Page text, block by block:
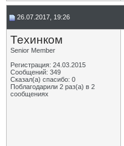
26.07.2017, 19:26
Техинком
Senior Member
Регистрация: 24.03.2015
Сообщений: 349
Сказал(а) спасибо: 0
Поблагодарили 2 раз(а) в 2
сообщениях